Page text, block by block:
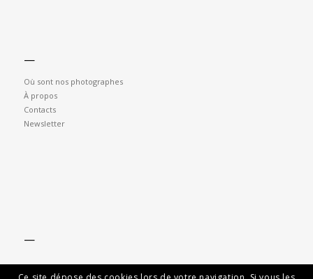
—
Où sont nos photographes
À propos
Contacts
Newsletter
—